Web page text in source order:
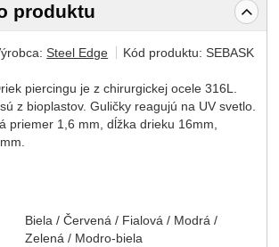
produktu
Steel Edge Kód produktu:SEBASK
piercingu je z chirurgickej ocele 316L.
z bioplastov. Guličky reagujú na UV svetlo.
priemer 1,6 mm, dĺžka drieku 16mm,
Biela / Červená / Fialová / Modrá /
Zelená / Modro-biela